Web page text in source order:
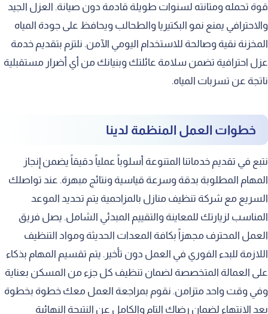
قوة تحمله ومتانته لسنوات طويلة قادمة دون صيانة. العزل الجيد
والاحترافي يمنع نمو البكتيريا والطحالب ويحافظ على جودة المياه
المخزنة نقية وصالحة للاستخدام اليومي الآمن. نلتزم بتقديم خدمة
عزل احترافية تضمن سلامة عائلتك وبنيانك من أي أضرار مستقبلية
ناتجة عن تسربات المياه.
خطوات العمل المنظمة لدينا
نتبع في تقديم خدماتنا المتنوعة أسلوباً عملياً دقيقاً يضمن إنجاز
المهام المطلوبة بدقة وسرعة قياسية ونتائج مبهرة. عند تواصلك
السريع مع شركة تنظيف منازل بالمزاحمية يتم تحديد الموعد
المناسب لزيارتك للمعاينة والتقييم المبدئي الشامل. يصل فريق
العمل المحترف مجهزاً بكافة المعدات الحديثة ومواد التنظيف
اللازمة للبدء الفوري في العمل دون تأخير. يتم تقسيم المهام بذكاء
على العمالة المتخصصة لضمان تنظيف كل جزء من المسكن بعناية
وفي وقت واحد متزامن. نقوم بمراجعة العمل معك خطوة بخطوة
بعد الانتهاء لضمان رضاك التام والكامل عن النتيجة النهائية